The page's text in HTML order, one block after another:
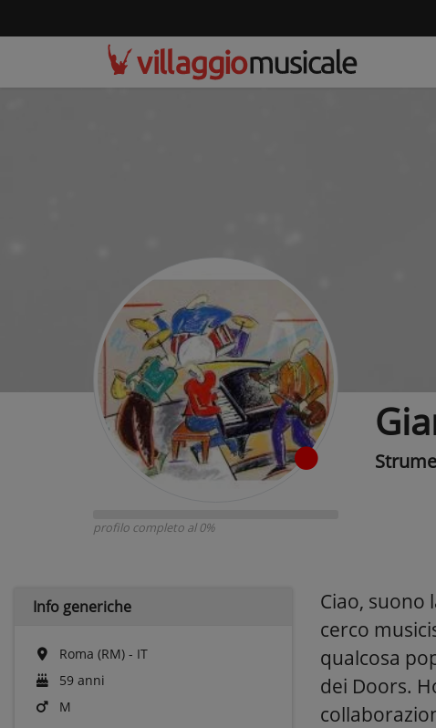
profilo completo al 0%
Info generiche
Roma (RM) - IT
59 anni
M
Ciao, suono
cerco
qualcosa
dei Doors.